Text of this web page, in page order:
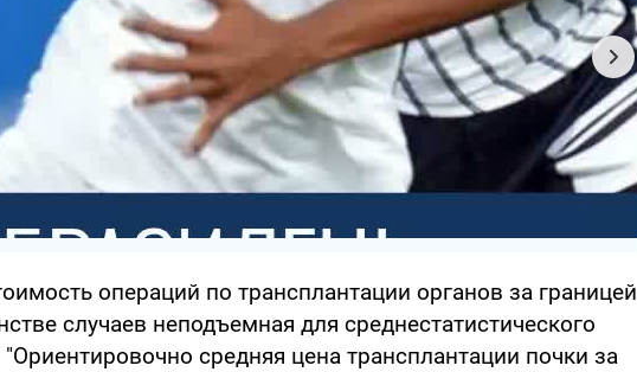
операций по трансплантации органов за границей
случаев неподъемная для среднестатистического
"Ориентировочно средняя цена трансплантации почки за